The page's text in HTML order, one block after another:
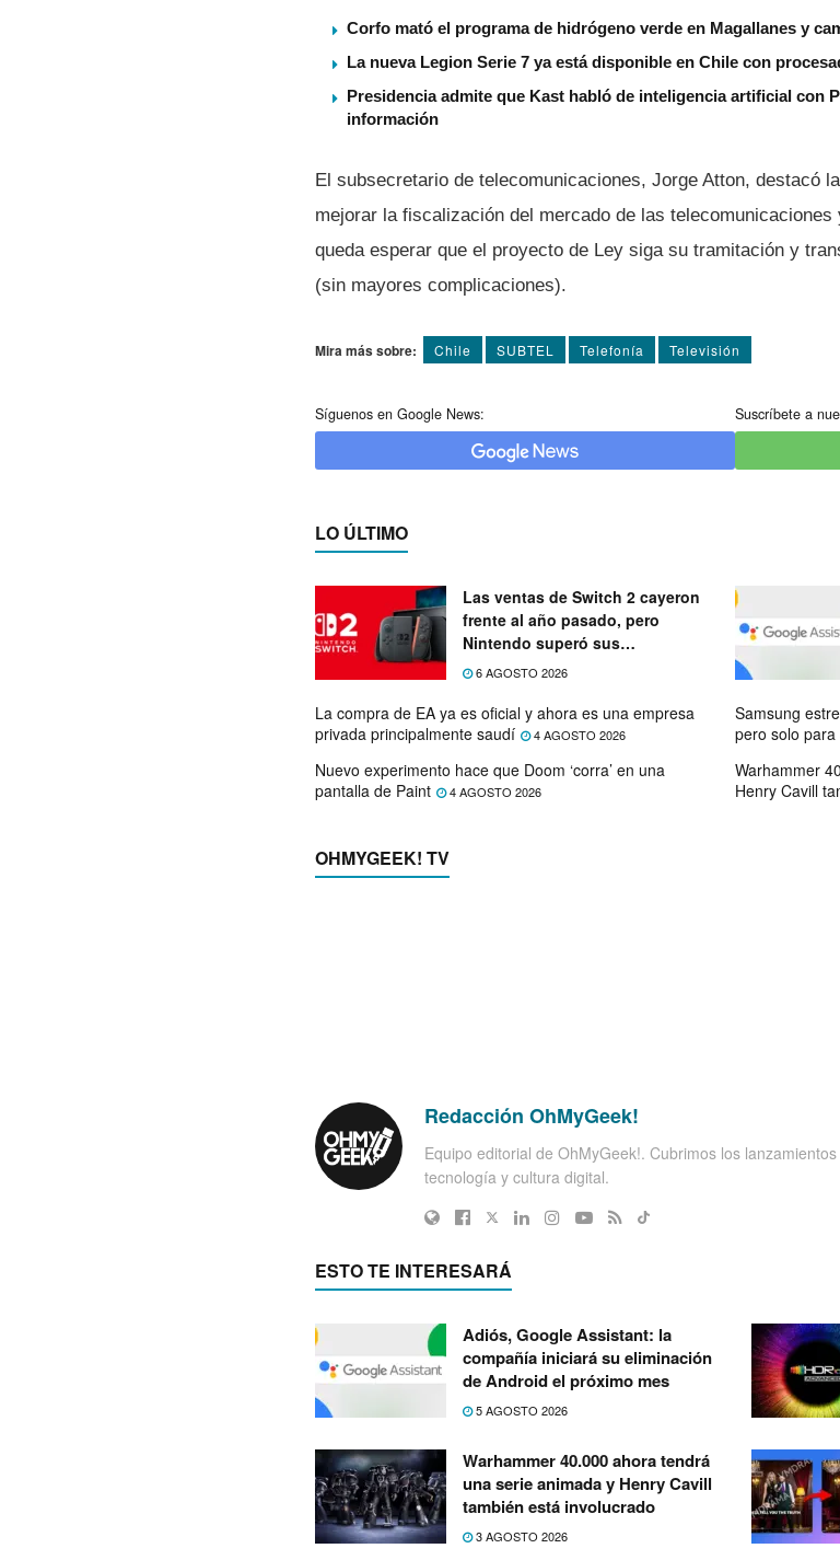
Corfo mató el programa de hidrógeno verde en Magallanes y
La nueva Legion Serie 7 ya está disponible en Chile con
Presidencia admite que Kast habló de inteligencia artificial con
información
El subsecretario de telecomunicaciones, Jorge Atton, destacó
mejorar la fiscalización del mercado de las
queda esperar que el proyecto de Ley siga su tramitación y
(sin mayores complicaciones).
Mira más sobre: Chile SUBTEL Telefoní­a Televisión
Síguenos en Google News: Suscríbete a
LO ÚLTIMO
Las ventas de Switch 2 cayeron
frente al año pasado, pero
Nintendo superó sus
expectativas
6 AGOSTO 2026
La compra de EA ya es oficial y ahora es una empresa
privada principalmente saudí
4 AGOSTO 2026
Samsung
pero solo
Nuevo experimento hace que Doom ‘corra’ en una
pantalla de Paint
4 AGOSTO 2026
Warhammer
Henry Cavill
OHMYGEEK! TV
Redacción OhMyGeek!
Equipo editorial de OhMyGeek!. Cubrimos los
tecnología y cultura digital.
ESTO TE INTERESARÁ
Adiós, Google Assistant: la
compañía iniciará su eliminación
de Android el próximo mes
5 AGOSTO 2026
Warhammer 40.000 ahora tendrá
una serie animada y Henry Cavill
también está involucrado
3 AGOSTO 2026